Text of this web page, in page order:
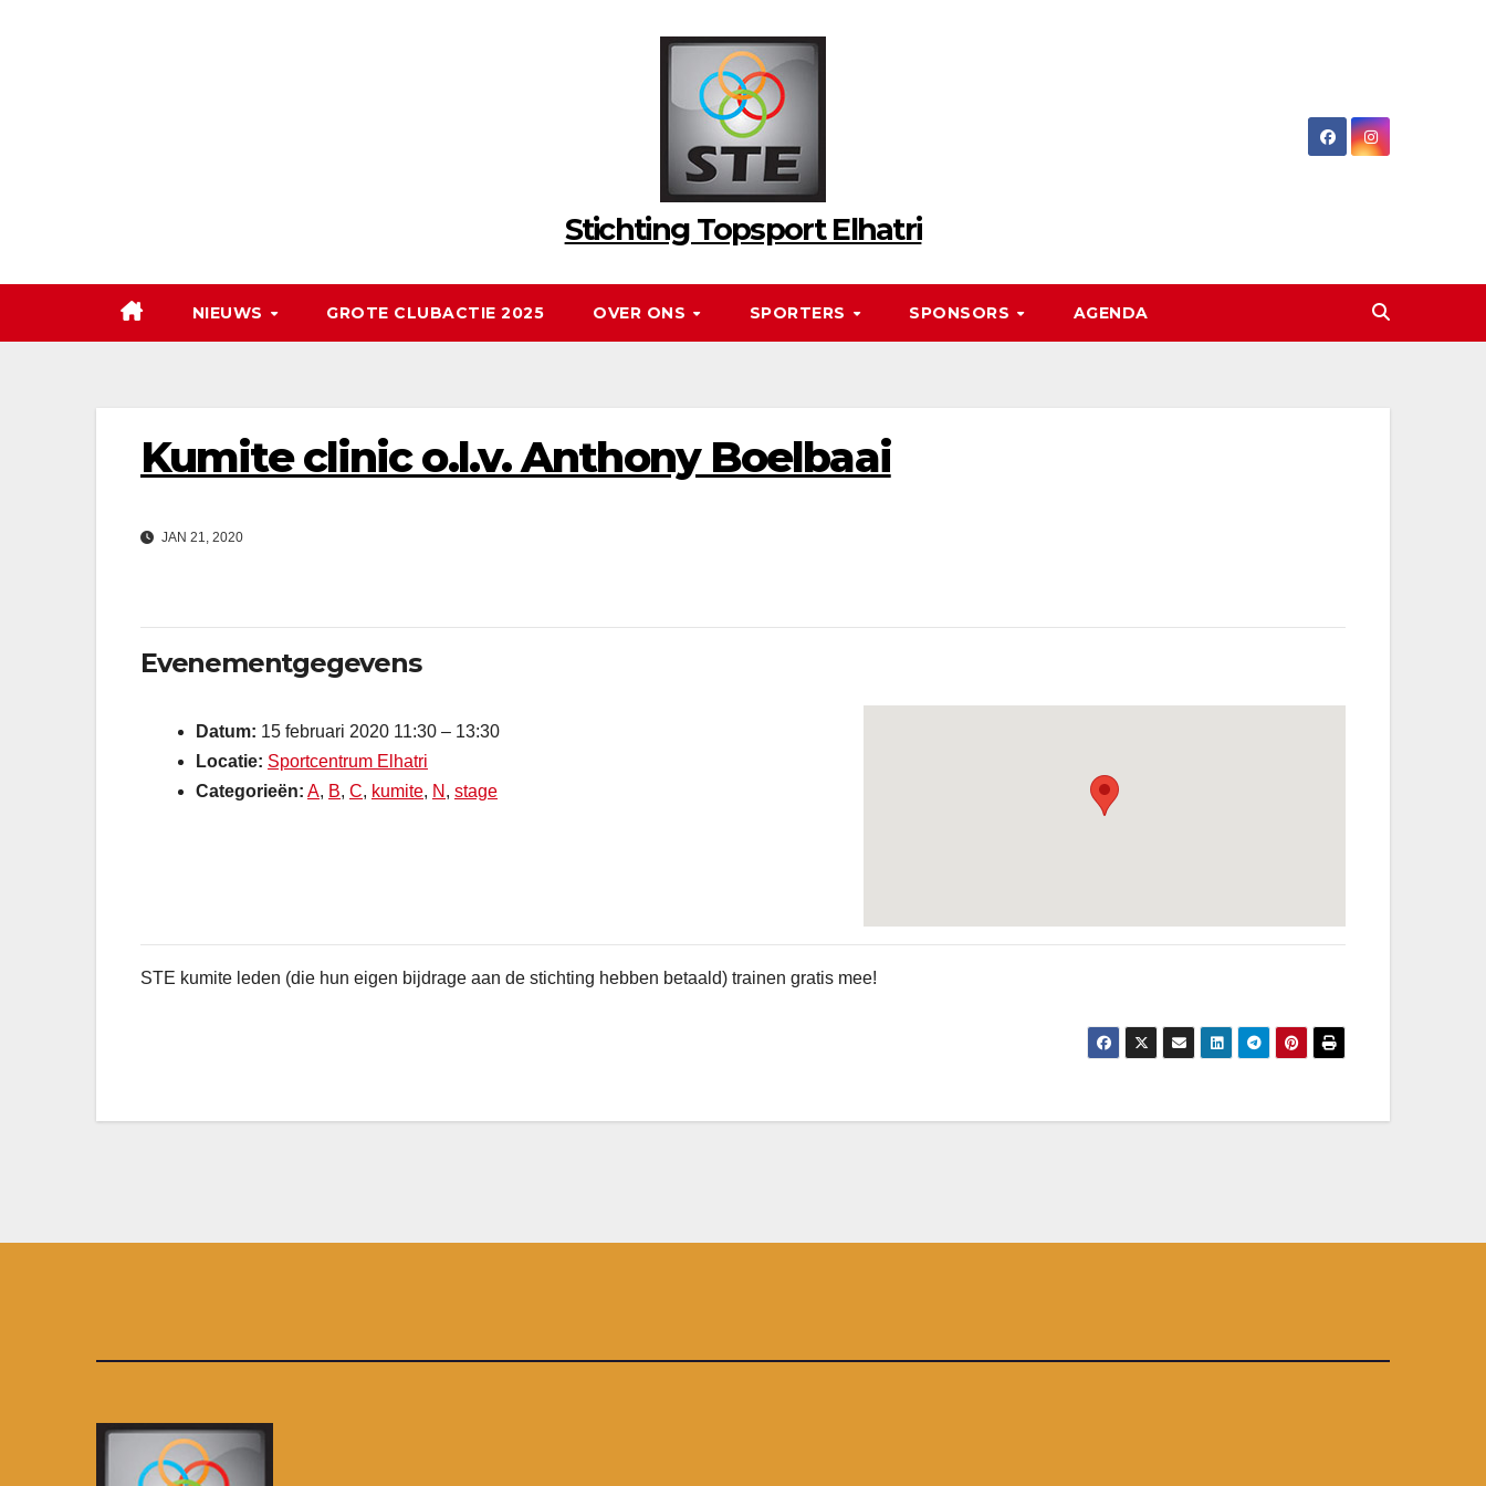
Stichting Topsport Elhatri
NIEUWS GROTE CLUBACTIE 2025 OVER ONS SPORTERS SPONSORS AGENDA
Kumite clinic o.l.v. Anthony Boelbaai
JAN 21, 2020
Evenementgegevens
Datum: 15 februari 2020 11:30 – 13:30
Locatie: Sportcentrum Elhatri
Categorieën: A, B, C, kumite, N , stage
STE kumite leden (die hun eigen bijdrage aan de stichting hebben betaald) trainen gratis mee!